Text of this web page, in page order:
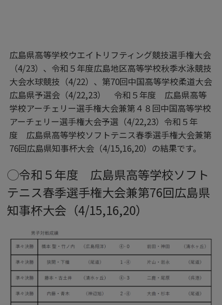
広島県高等学校ウエイトリフティング競技選手権大会
（4/23）、令和５年度広島地区高等学校秋季水泳競技
大会水球競技（4/22）、第70回中国高等学校柔道大会
広島県予選会（4/22,23） 令和５年度 広島県高等
学校アーチェリー選手権大会兼第４８回中国高等学校
アーチェリー選手権大会予選（4/22,23）令和５年
度 広島県高等学校ソフトテニス春季選手権大会兼第
76回広島県知事杯大会（4/15,16,20）の結果です。
◯令和５年度 広島県高等学校ソフト
テニス春季選手権大会兼第76回広島県
知事杯大会（4/15,16,20）